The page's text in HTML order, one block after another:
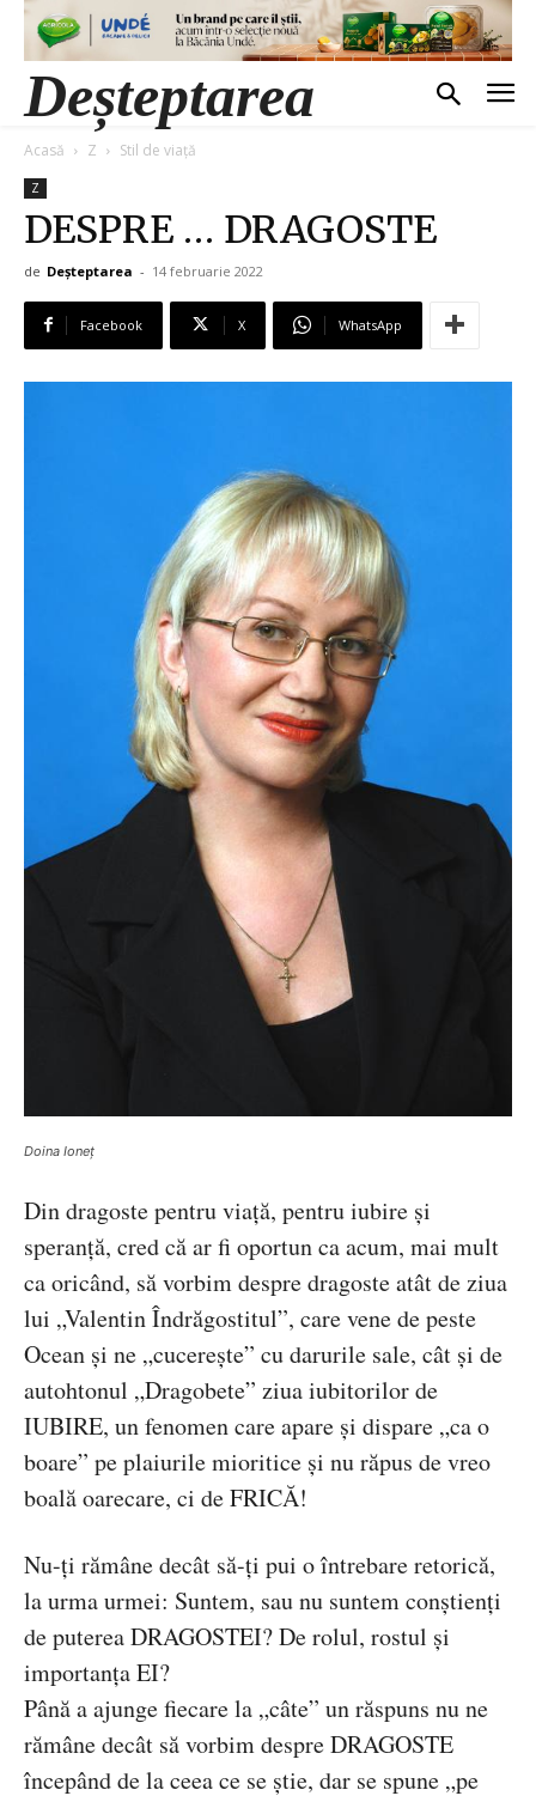
Deșteptarea
Acasă Z Stil de viață
Z
DESPRE … DRAGOSTE
de Deșteptarea - 14 februarie 2022
Facebook X WhatsApp
Doina Ioneț
Din dragoste pentru viață, pentru iubire și
speranță, cred că ar fi oportun ca acum, mai mult
ca oricând, să vorbim despre dragoste atât de ziua
lui „Valentin Îndrăgostitul”, care vene de peste
Ocean și ne „cucerește” cu darurile sale, cât și de
autohtonul „Dragobete” ziua iubitorilor de
IUBIRE, un fenomen care apare și dispare „ca o
boare” pe plaiurile mioritice și nu răpus de vreo
boală oarecare, ci de FRICĂ!
Nu-ți rămâne decât să-ți pui o întrebare retorică,
la urma urmei: Suntem, sau nu suntem conștienți
de puterea DRAGOSTEI? De rolul, rostul și
importanța EI?
Până a ajunge fiecare la „câte” un răspuns nu ne
rămâne decât să vorbim despre DRAGOSTE
începând de la ceea ce se știe, dar se spune „pe